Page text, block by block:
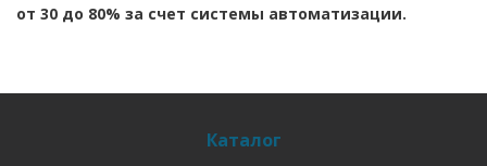
от 30 до 80% за счет системы автоматизации.
Каталог